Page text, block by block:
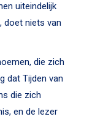
uiteindelijk
doet niets van
die zich
dat Tijden van
die zich
en de lezer